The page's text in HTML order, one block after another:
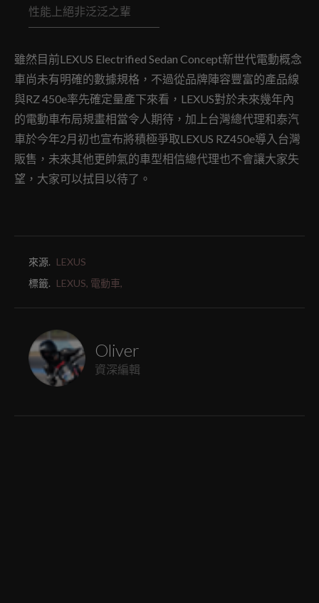
性能上絕非泛泛之輩
雖然目前LEXUS Electrified Sedan Concept新世代電動概念
車尚未有明確的數據規格，不過從品牌陣容豐富的產品線
與RZ 450e率先確定量產下來看，LEXUS對於未來幾年內
的電動車布局規畫相當令人期待，加上台灣總代理和泰汽
車於今年2月初也宣布將積極爭取LEXUS RZ450e導入台灣
販售，未來其他更帥氣的車型相信總代理也不會讓大家失
望，大家可以拭目以待了。
來源. LEXUS
標籤. LEXUS, 電動車,
Oliver
資深編輯